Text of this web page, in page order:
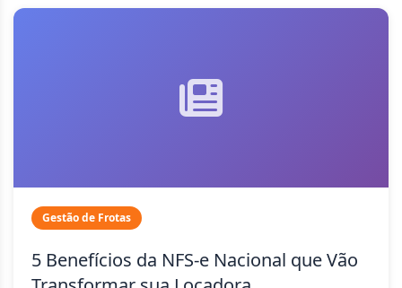
Gestão de Frotas
5 Benefícios da NFS-e Nacional que Vão